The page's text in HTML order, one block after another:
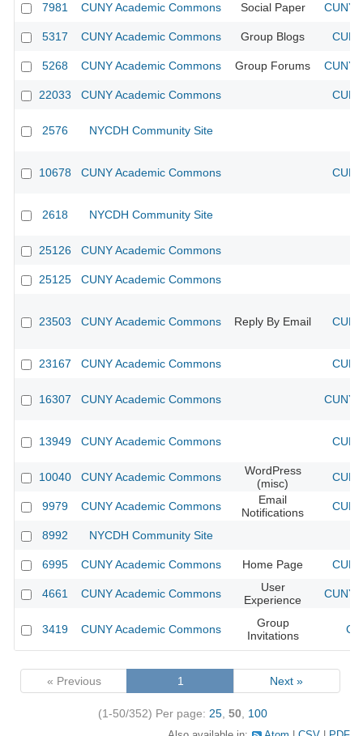
7981 CUNY Academic Commons Social Paper CUNY
5317 CUNY Academic Commons Group Blogs
5268 CUNY Academic Commons Group Forums CUNY
22033 CUNY Academic Commons
2576 NYCDH Community Site
10678 CUNY Academic Commons
2618 NYCDH Community Site
25126 CUNY Academic Commons
25125 CUNY Academic Commons
23503 CUNY Academic Commons Reply By Email
23167 CUNY Academic Commons
16307 CUNY Academic Commons CUNY
13949 CUNY Academic Commons
10040 CUNY Academic Commons
WordPress
(misc)
9979 CUNY Academic Commons
Email
Notifications
8992 NYCDH Community Site
6995 CUNY Academic Commons Home Page
4661 CUNY Academic Commons
User
Experience
CUNY
3419 CUNY Academic Commons
Group
Invitations
« Previous 1 Next »
(1-50/352) Per page: 25 50 100